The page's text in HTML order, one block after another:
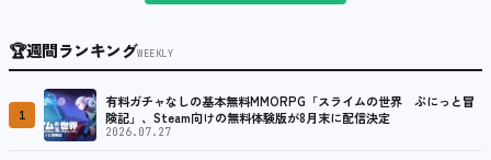
🏆週間ランキングWEEKLY
1
有料ガチャなしの基本無料MMORPG「スライムの世界 ぷにっと冒
険記」、Steam向けの無料体験版が8月末に配信決定
2026.07.27